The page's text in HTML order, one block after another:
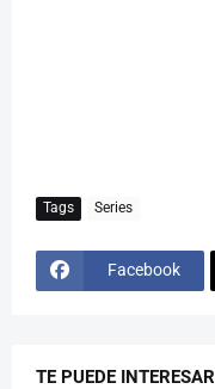
Tags Series
Facebook
TE PUEDE INTERESAR